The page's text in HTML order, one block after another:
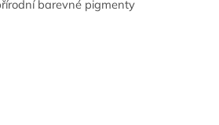
barevné pigmenty